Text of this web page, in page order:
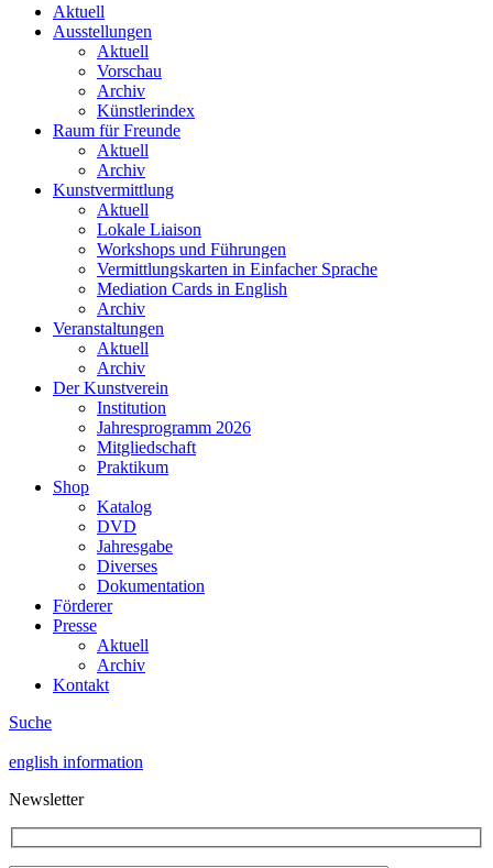
Aktuell
Ausstellungen
Aktuell
Vorschau
Archiv
Künstlerindex
Raum für Freunde
Aktuell
Archiv
Kunstvermittlung
Aktuell
Lokale Liaison
Workshops und Führungen
Vermittlungskarten in Einfacher Sprache
Mediation Cards in English
Archiv
Veranstaltungen
Aktuell
Archiv
Der Kunstverein
Institution
Jahresprogramm 2026
Mitgliedschaft
Praktikum
Shop
Katalog
DVD
Jahresgabe
Diverses
Dokumentation
Förderer
Presse
Aktuell
Archiv
Kontakt
Suche
english information
Newsletter